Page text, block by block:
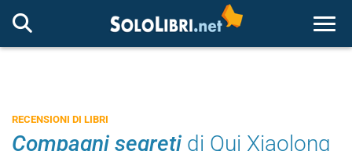
RECENSIONI DI LIBRI
Compagni segreti di Qui Xiaolong